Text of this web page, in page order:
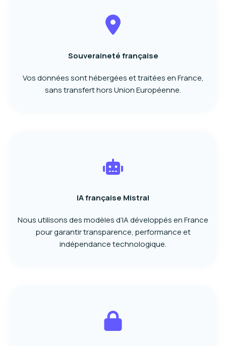
Souveraineté française
Vos données sont hébergées et traitées en France,
sans transfert hors Union Européenne.
IA française Mistral
Nous utilisons des modèles d’IA développés en France
pour garantir transparence, performance et
indépendance technologique.